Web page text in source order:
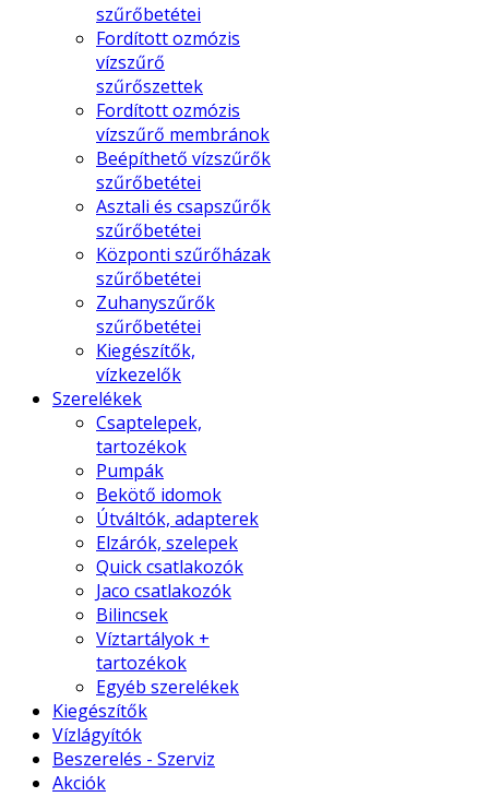
szűrőbetétei
Fordított ozmózis
vízszűrő
szűrőszettek
Fordított ozmózis
vízszűrő membránok
Beépíthető vízszűrők
szűrőbetétei
Asztali és csapszűrők
szűrőbetétei
Központi szűrőházak
szűrőbetétei
Zuhanyszűrők
szűrőbetétei
Kiegészítők,
vízkezelők
Szerelékek
Csaptelepek,
tartozékok
Pumpák
Bekötő idomok
Útváltók, adapterek
Elzárók, szelepek
Quick csatlakozók
Jaco csatlakozók
Bilincsek
Víztartályok +
tartozékok
Egyéb szerelékek
Kiegészítők
Vízlágyítók
Beszerelés - Szerviz
Akciók